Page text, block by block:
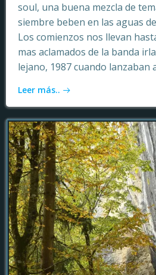
soul, una buena mezcla de
siembre beben en las aguas
Los comienzos nos llevan
mas aclamados de la banda
lejano, 1987 cuando lanzaban
Leer más..